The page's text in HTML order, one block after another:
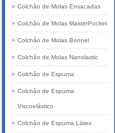
Colchão de Molas Ensacadas
Colchão de Molas MasterPocket
Colchão de Molas Bonnel
Colchão de Molas Nanolastic
Colchão de Espuma
Colchão de Espuma
Viscoelástico
Colchão de Espuma Látex